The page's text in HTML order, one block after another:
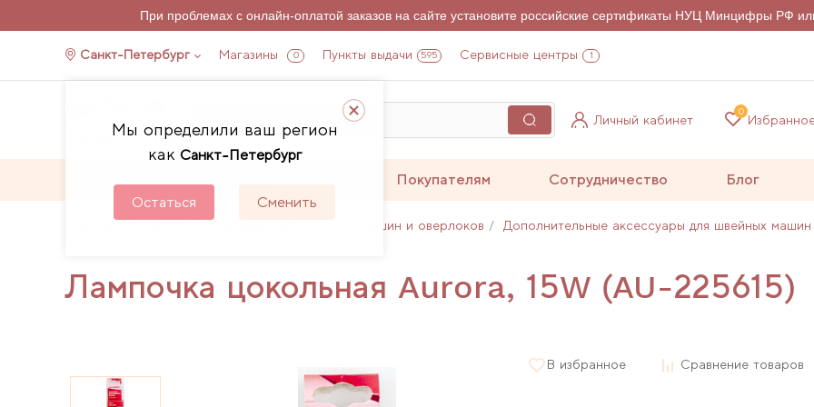
При проблемах с онлайн-оплатой заказов на сайте установите российские сертификаты НУЦ Минцифры РФ
Санкт-Петербург Магазины 0 Пункты выдачи 595 Сервисные центры 1
Мы определили ваш регион
как Санкт-Петербург
Остаться Сменить
Личный кабинет
0
Покупателям Сотрудничество Блог
Каталог Аксессуары для швейных машин и оверлоков Дополнительные аксессуары для швейных машин
Лампочка цокольная Aurora, 15W (AU-225615)
В избранное Сравнение товаров